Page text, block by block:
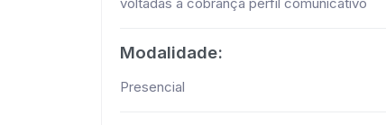
Modalidade:
Presencial